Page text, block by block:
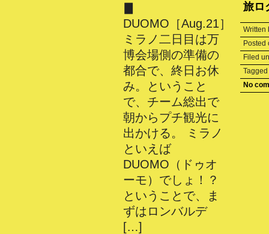
旅ロ
Written
Posted
Filed
Tagged
No
DUOMO［Aug.21］
ミラノ二日目は万
博会場側の準備の
都合で、終日お休
み。ということ
で、チーム総出で
朝からプチ観光に
出かける。 ミラノ
といえば
DUOMO（ドゥオ
ーモ）でしょ！？
ということで、ま
ずはロンバルデ
[…]